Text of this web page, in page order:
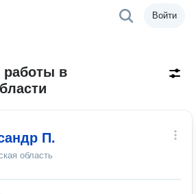
Войти
работы в
П.
область